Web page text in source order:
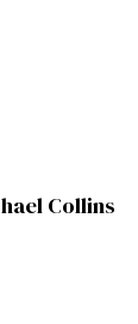
Collins